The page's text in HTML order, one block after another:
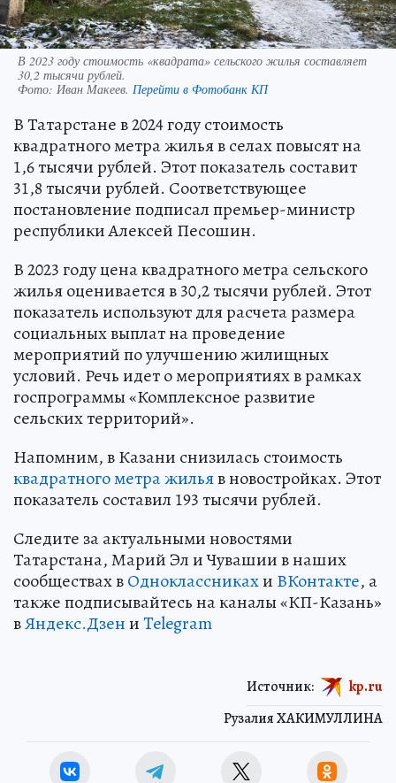
В 2023 году стоимость «квадрата» сельского жилья составляет
30,2 тысячи рублей.
Фото: Иван Макеев. Перейти в Фотобанк КП
В Татарстане в 2024 году стоимость
квадратного метра жилья в селах повысят на
1,6 тысячи рублей. Этот показатель составит
31,8 тысячи рублей. Соответствующее
постановление подписал премьер-министр
республики Алексей Песошин.
В 2023 году цена квадратного метра сельского
жилья оценивается в 30,2 тысячи рублей. Этот
показатель используют для расчета размера
социальных выплат на проведение
мероприятий по улучшению жилищных
условий. Речь идет о мероприятиях в рамках
госпрограммы «Комплексное развитие
сельских территорий».
Напомним, в Казани снизилась стоимость
квадратного метра жильяв новостройках. Этот
показатель составил 193 тысячи рублей.
Следите за актуальными новостями
Татарстана, Марий Эл и Чувашии в наших
сообществах вОдноклассникахи ВКонтакте, а
также подписывайтесь на каналы «КП-Казань»
вЯндекс.ДзениTelegram
Рузалия ХАКИМУЛЛИНА
Источник: kp.ru